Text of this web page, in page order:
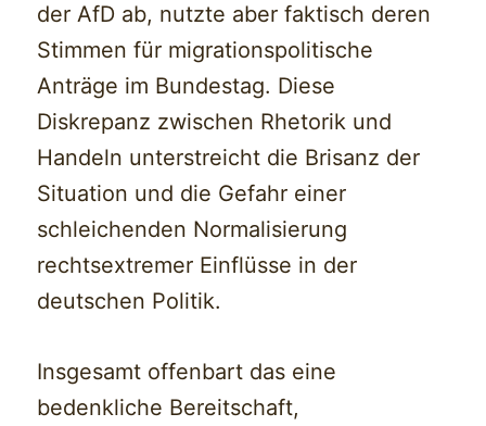
der AfD ab, nutzte aber faktisch deren
Stimmen für migrationspolitische
Anträge im Bundestag. Diese
Diskrepanz zwischen Rhetorik und
Handeln unterstreicht die Brisanz der
Situation und die Gefahr einer
schleichenden Normalisierung
rechtsextremer Einflüsse in der
deutschen Politik.
Insgesamt offenbart das eine
bedenkliche Bereitschaft,